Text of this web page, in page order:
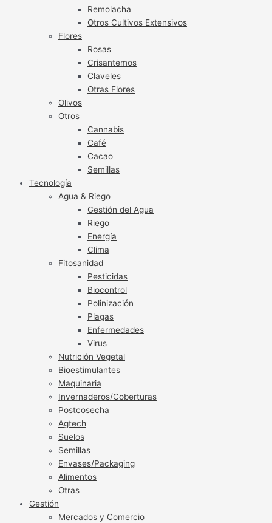
Remolacha
Otros Cultivos Extensivos
Flores
Rosas
Crisantemos
Claveles
Otras Flores
Olivos
Otros
Cannabis
Café
Cacao
Semillas
Tecnología
Agua & Riego
Gestión del Agua
Riego
Energía
Clima
Fitosanidad
Pesticidas
Biocontrol
Polinización
Plagas
Enfermedades
Virus
Nutrición Vegetal
Bioestimulantes
Maquinaria
Invernaderos/Coberturas
Postcosecha
Agtech
Suelos
Semillas
Envases/Packaging
Alimentos
Otras
Gestión
Mercados y Comercio